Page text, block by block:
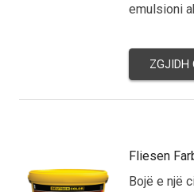
emulsioni
ZGJIDH
Fliesen
Bojë e një